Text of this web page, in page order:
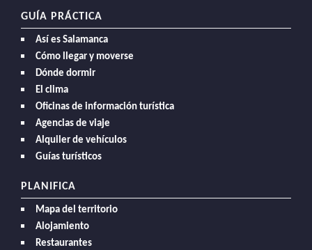
GUÍA PRÁCTICA
Así es Salamanca
Cómo llegar y moverse
Dónde dormir
El clima
Oficinas de información turística
Agencias de viaje
Alquiler de vehículos
Guías turísticos
PLANIFICA
Mapa del territorio
Alojamiento
Restaurantes